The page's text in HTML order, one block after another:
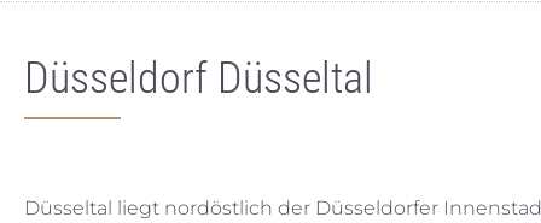
Düsseldorf Düsseltal
Düsseltal liegt nordöstlich der Düsseldorfer